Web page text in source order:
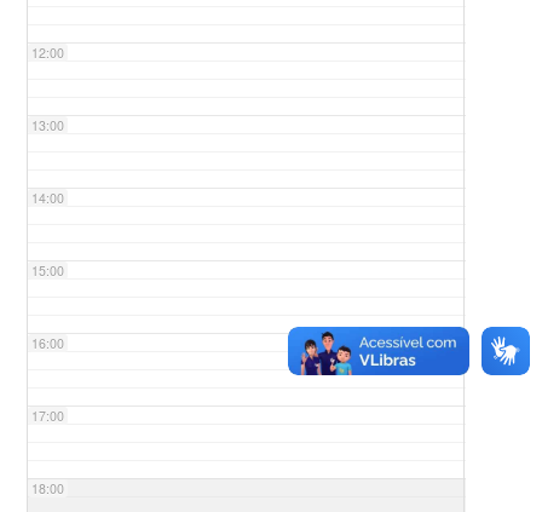
12:00
13:00
14:00
15:00
16:00
17:00
18:00